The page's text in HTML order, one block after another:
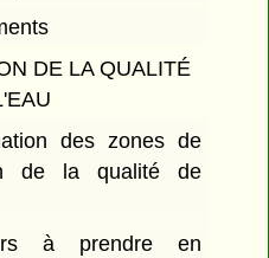
DE LA QUALITÉ
des zones de
de la qualité de
à prendre en